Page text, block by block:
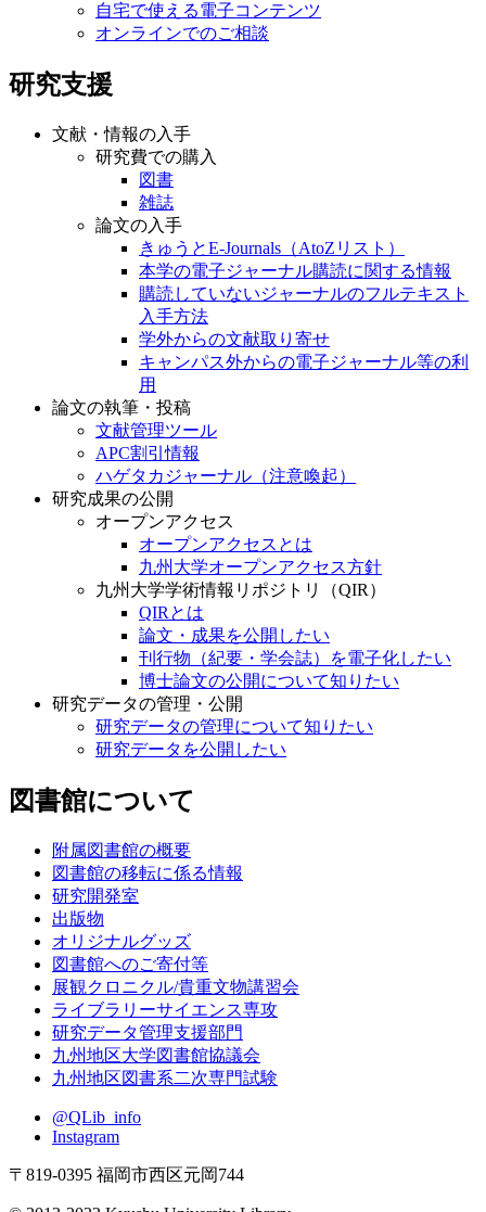
自宅で使える電子コンテンツ
オンラインでのご相談
研究支援
文献・情報の入手
研究費での購入
図書
雑誌
論文の入手
きゅうとE-Journals（AtoZリスト）
本学の電子ジャーナル購読に関する情報
購読していないジャーナルのフルテキスト
入手方法
学外からの文献取り寄せ
キャンパス外からの電子ジャーナル等の利
用
論文の執筆・投稿
文献管理ツール
APC割引情報
ハゲタカジャーナル（注意喚起）
研究成果の公開
オープンアクセス
オープンアクセスとは
九州大学オープンアクセス方針
九州大学学術情報リポジトリ（QIR）
QIRとは
論文・成果を公開したい
刊行物（紀要・学会誌）を電子化したい
博士論文の公開について知りたい
研究データの管理・公開
研究データの管理について知りたい
研究データを公開したい
図書館について
附属図書館の概要
図書館の移転に係る情報
研究開発室
出版物
オリジナルグッズ
図書館へのご寄付等
展観クロニクル/貴重文物講習会
ライブラリーサイエンス専攻
研究データ管理支援部門
九州地区大学図書館協議会
九州地区図書系二次専門試験
@QLib_info
Instagram
〒819-0395 福岡市西区元岡744